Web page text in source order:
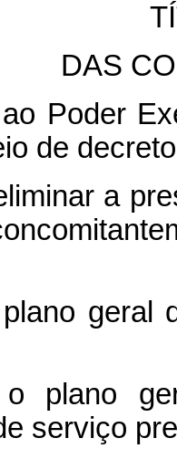
DAS
Poder
de
a
geral
plano
serviço